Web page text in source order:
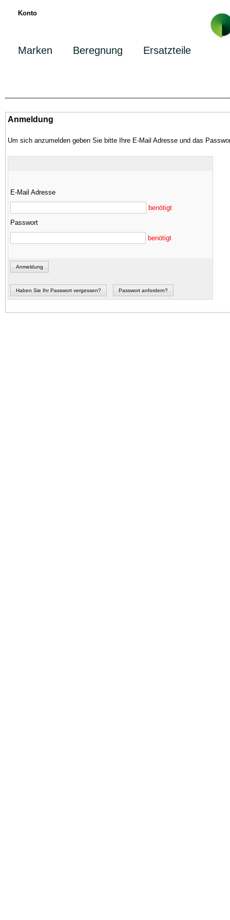
Konto
Marken Beregnung Ersatzteile
Anmeldung
Um sich anzumelden geben Sie bitte Ihre E-Mail Adresse und das
E-Mail Adresse
benötigt
Passwort
benötigt
Anmeldung
Haben Sie Ihr Passwort vergessen? Passwort anfordern?